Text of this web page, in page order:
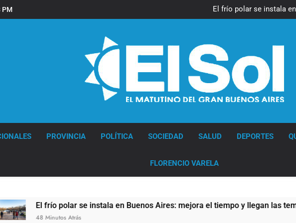
PM
El frío polar se instala
El Senado aprobó la ley
El Senado aprobó la ley
PROVINCIA POLÍTICA SOCIEDAD SALUD DEPORTES
FLORENCIO VARELA
El frío polar se instala en Buenos Aires: mejora el tiempo y llegan las
48 Minutos Atrás